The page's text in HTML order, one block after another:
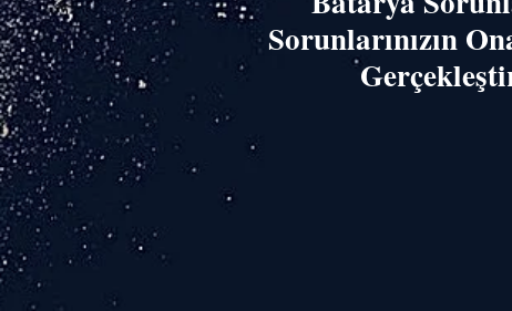
Sorunlarınızın